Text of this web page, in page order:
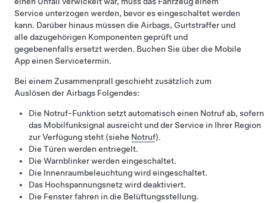
Service unterzogen werden, bevor es eingeschaltet werden
kann. Darüber hinaus müssen die Airbags, Gurtstraffer und
alle dazugehörigen Komponenten geprüft und
gegebenenfalls ersetzt werden. Buchen Sie über die Mobile
App einen Servicetermin.
Bei einem Zusammenprall geschieht zusätzlich zum
Auslösen der Airbags Folgendes:
Die Notruf-Funktion setzt automatisch einen Notruf ab, sofern
das Mobilfunksignal ausreicht und der Service in Ihrer Region
zur Verfügung steht (siehe Notruf).
Die Türen werden entriegelt.
Die Warnblinker werden eingeschaltet.
Die Innenraumbeleuchtung wird eingeschaltet.
Das Hochspannungsnetz wird deaktiviert.
Die Fenster fahren in die Belüftungsstellung.